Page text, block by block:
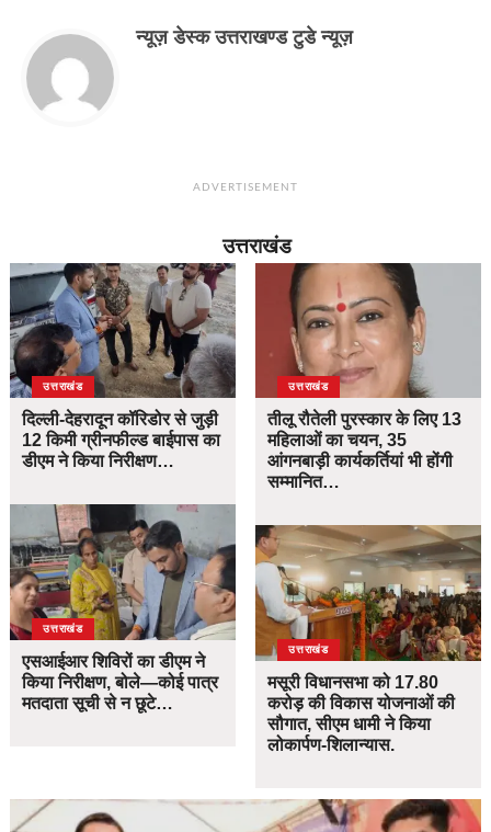
न्यूज़ डेस्क उत्तराखण्ड टुडे न्यूज़
ADVERTISEMENT
उत्तराखंड
उत्तराखंड
दिल्ली-देहरादून कॉरिडोर से जुड़ी
12 किमी ग्रीनफील्ड बाईपास का
डीएम ने किया निरीक्षण…
उत्तराखंड
एसआईआर शिविरों का डीएम ने
किया निरीक्षण, बोले—कोई पात्र
मतदाता सूची से न छूटे…
उत्तराखंड
तीलू रौतेली पुरस्कार के लिए 13
महिलाओं का चयन, 35
आंगनबाड़ी कार्यकर्तियां भी होंगी
सम्मानित…
उत्तराखंड
मसूरी विधानसभा को 17.80
करोड़ की विकास योजनाओं की
सौगात, सीएम धामी ने किया
लोकार्पण-शिलान्यास.